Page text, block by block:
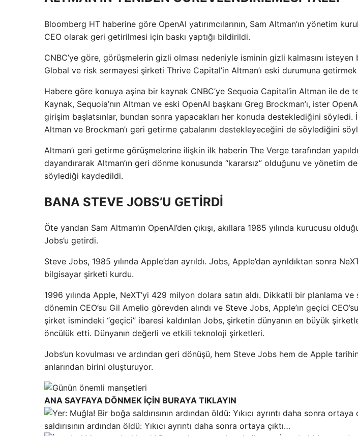
Bloomberg HT haberine göre OpenAI yatırımcılarının, Sam Altman’ın yönetim
CEO olarak geri getirilmesi için baskı yaptığı bildirildi.
CNBC’ye göre, görüşmelerin gizli olması nedeniyle isminin gizli kalmasını
Global ve risk sermayesi şirketi Thrive Capital’in Altman’ı eski durumuna
Habere göre konuya aşina bir kaynak CNBC’ye Sequoia Capital’in Altman ile de
Kaynak, Sequoia’nın Altman ve eski OpenAI başkanı Greg Brockman’ı, ister
girişim başlatsınlar, bundan sonra yapacakları her konuda desteklediğini söyledi.
Altman ve Brockman’ı geri getirme çabalarını destekleyeceğini de söylediğini
Altman’ı geri getirme görüşmelerine ilişkin ilk haberin The Verge tarafından
dayandırarak Altman’ın geri dönme konusunda “kararsız” olduğunu ve yönetim
söylediği kaydedildi.
BANA STEVE JOBS’U GETİRDİ
Öte yandan Sam Altman’ın OpenAI’den çıkışı, akıllara 1985 yılında kurucusu
Jobs’u getirdi.
Steve Jobs, 1985 yılında Apple’dan ayrıldı. Jobs, Apple’dan ayrıldıktan sonra
bilgisayar şirketi kurdu.
1996 yılında Apple, NeXT’yi 429 milyon dolara satın aldı. Dikkatli bir planlama ve
dönemin CEO’su Gil Amelio görevden alındı ​​ve Steve Jobs, Apple’ın geçici
şirket ismindeki “geçici” ibaresi kaldırılan Jobs, şirketin dünyanın en büyük
öncülük etti. Dünyanın değerli ve etkili teknoloji şirketleri.
Jobs’un kovulması ve ardından geri dönüşü, hem Steve Jobs hem de Apple
anlarından birini oluşturuyor.
ANA SAYFAYA DÖNMEK İÇİN BURAYA TIKLAYIN
saldırısının ardından öldü: Yıkıcı ayrıntı daha sonra ortaya çıktı…